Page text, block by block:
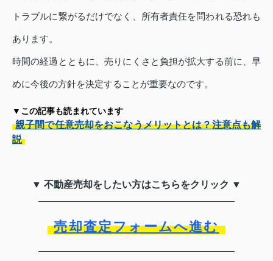
トラブルに繋がるだけでなく、所有者責任を問われる恐れも
あります。
時間の経過とともに、売りにくさと負担が拡大する前に、早
めに今後の方針を決定することが重要なのです。
▼この記事も読まれています
親子間で任意売却をおこなうメリットとは？注意点も解
説
▼ 不動産売却をしたい方はこちらをクリック ▼
売却査定フォームへ進む